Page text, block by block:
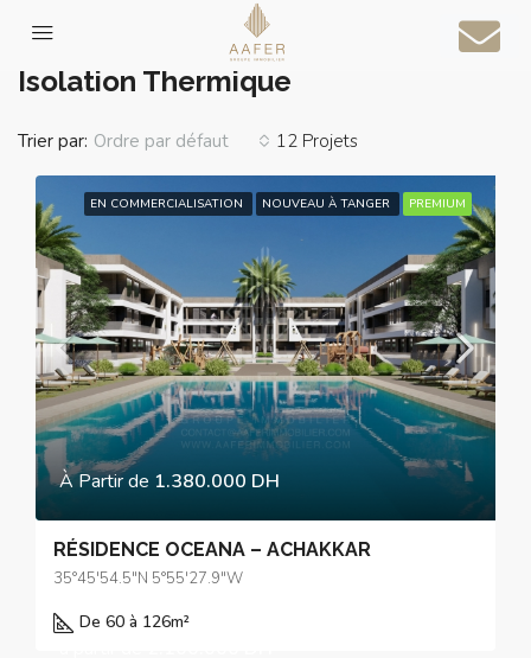
Accueil Isolation Thermique
Isolation Thermique
12 Projets
Trier par: Ordre par défaut
EN COMMERCIALISATION NOUVEAU À TANGER PREMIUM
À Partir de 1.380.000 DH
RÉSIDENCE OCEANA – ACHAKKAR
35°45'54.5"N 5°55'27.9"W
De 60 à 126m²